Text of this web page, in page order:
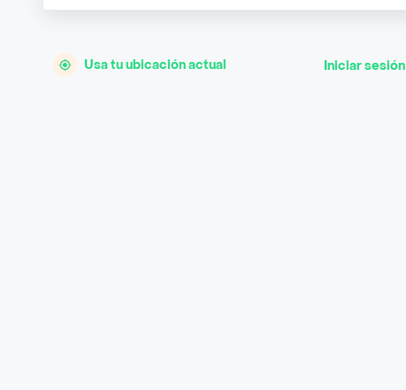
Usa tu ubicación actual Iniciar sesión